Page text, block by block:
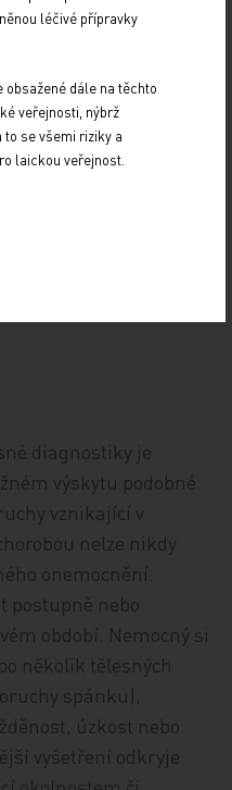
být projevem
systému
úrovních. Tato
sympatickou
a 2C-
chování –
riziko, zejména ve
diagnostiky je
výskytu podobné
vznikající v
nelze nikdy
onemocnění.
postupně nebo
období. Nemocný si
několik tělesných
spánku),
úzkost nebo
vyšetření odkryje
léčivé přípravky
obsažené dále na těchto
veřejnosti, nýbrž
se všemi riziky a
laickou veřejnost.